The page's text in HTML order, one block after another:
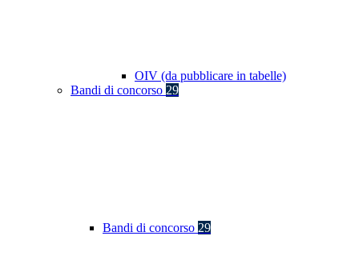
OIV (da pubblicare in tabelle)
Bandi di concorso 29
Bandi di concorso 29